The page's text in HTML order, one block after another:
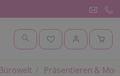
Bürowelt Präsentieren &